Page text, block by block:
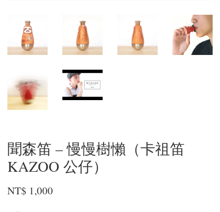
聞森笛 – 慢慢樹懶（卡祖笛
KAZOO 公仔）
NT$ 1,000